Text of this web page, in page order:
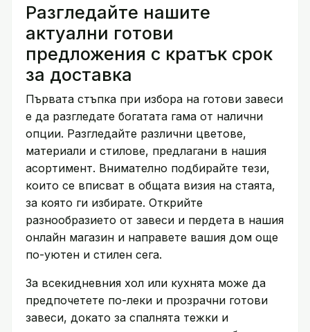
Разгледайте нашите
актуални готови
предложения с кратък срок
за доставка
Първата стъпка при избора на готови завеси
е да разгледате богатата гама от налични
опции. Разгледайте различни цветове,
материали и стилове, предлагани в нашия
асортимент. Внимателно подбирайте тези,
които се вписват в общата визия на стаята,
за която ги избирате. Открийте
разнообразието от завеси и пердета в нашия
онлайн магазин и направете вашия дом още
по-уютен и стилен сега.
За всекидневния хол или кухнята може да
предпочетете по-леки и прозрачни готови
завеси, докато за спалнята тежки и